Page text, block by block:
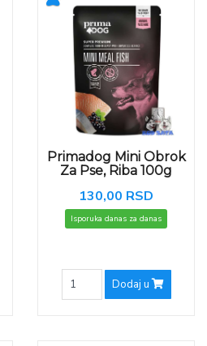
Primadog Mini Obrok
Za Pse, Riba 100g
130,00 RSD
Isporuka danas za danas
Dodaj u